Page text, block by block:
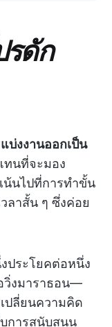
รดัก
แบ่งงานออกเป็น
ทนที่จะมอง
น้นไปที่การทำขั้น
ลาสั้น ๆ ซึ่งค่อย
ประโยคต่อหนึ่ง
วิ่งมาราธอน—
ปลี่ยนความคิด
การสนับสนุน